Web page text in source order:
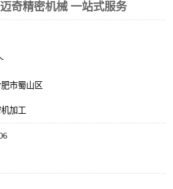
奇精密机械 一站式服务
市蜀山区
加工